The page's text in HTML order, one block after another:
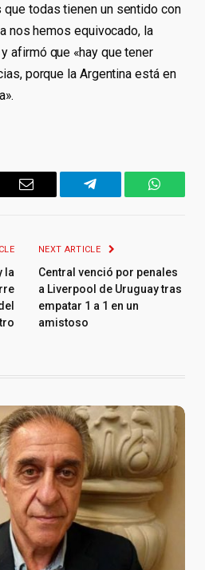
todas tienen un sentido con
nos hemos equivocado, la
afirmó que «hay que tener
porque la Argentina está en
Email Telegram
la
NEXT ARTICLE
Central venció por penales
a Liverpool de Uruguay tras
empatar 1 a 1 en un
amistoso